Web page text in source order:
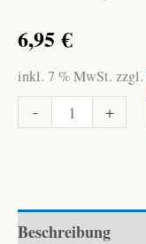
6,95€
inkl. 7 % MwSt. zzgl.
-
Seidel,
+
Beschreibung